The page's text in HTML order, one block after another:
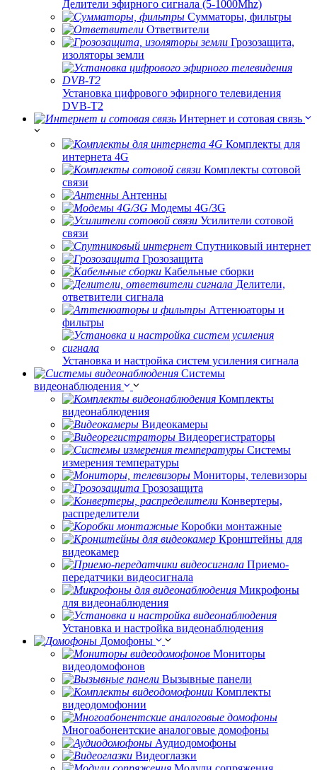
Делители эфирного сигнала (5-1000Mhz)
Сумматоры, фильтры
Ответвители
Грозозащита,
изоляторы земли
Установка цифрового эфирного телевидения
DVB-T2
Интернет и сотовая связь
Комплекты для
интернета 4G
Комплекты сотовой
связи
Антенны
Модемы 4G/3G
Усилители сотовой
связи
Спутниковый интернет
Грозозащита
Кабельные сборки
Делители,
ответвители сигнала
Аттенюаторы и
фильтры
Установка и настройка систем усиления сигнала
Системы
видеонаблюдения
Комплекты
видеонаблюдения
Видеокамеры
Видеорегистраторы
Системы
измерения температуры
Мониторы, телевизоры
Грозозащита
Конвертеры,
распределители
Коробки монтажные
Кронштейны для
видеокамер
Приемо-
передатчики видеосигнала
Микрофоны
для видеонаблюдения
Установка и настройка видеонаблюдения
Домофоны
Мониторы
видеодомофонов
Вызывные панели
Комплекты
видеодомофонии
Многоабонентские аналоговые домофоны
Аудиодомофоны
Видеоглазки